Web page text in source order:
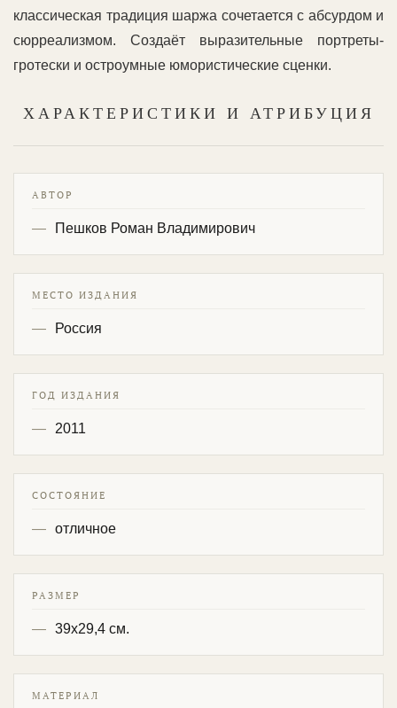
классическая традиция шаржа сочетается с абсурдом и
сюрреализмом. Создаёт выразительные портреты-
гротески и остроумные юмористические сценки.
ХАРАКТЕРИСТИКИ И АТРИБУЦИЯ
АВТОР
Пешков Роман Владимирович
МЕСТО ИЗДАНИЯ
Россия
ГОД ИЗДАНИЯ
2011
СОСТОЯНИЕ
отличное
РАЗМЕР
39х29,4 см.
МАТЕРИАЛ